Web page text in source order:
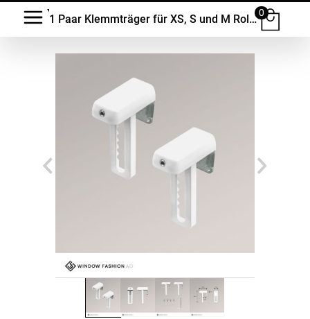
1 Paar Klemmträger für XS, S und M Rollos #1W
0